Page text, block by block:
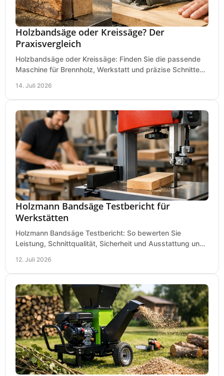
Holzbandsäge oder Kreissäge? Der
Praxisvergleich
Holzbandsäge oder Kreissäge: Finden Sie die passende
Maschine für Brennholz, Werkstatt und präzise Schnitte
14. Juli 2026
Holzmann Bandsäge Testbericht für
Werkstätten
Holzmann Bandsäge Testbericht: So bewerten Sie
Leistung, Schnittqualität, Sicherheit und Ausstattung und
12. Juli 2026